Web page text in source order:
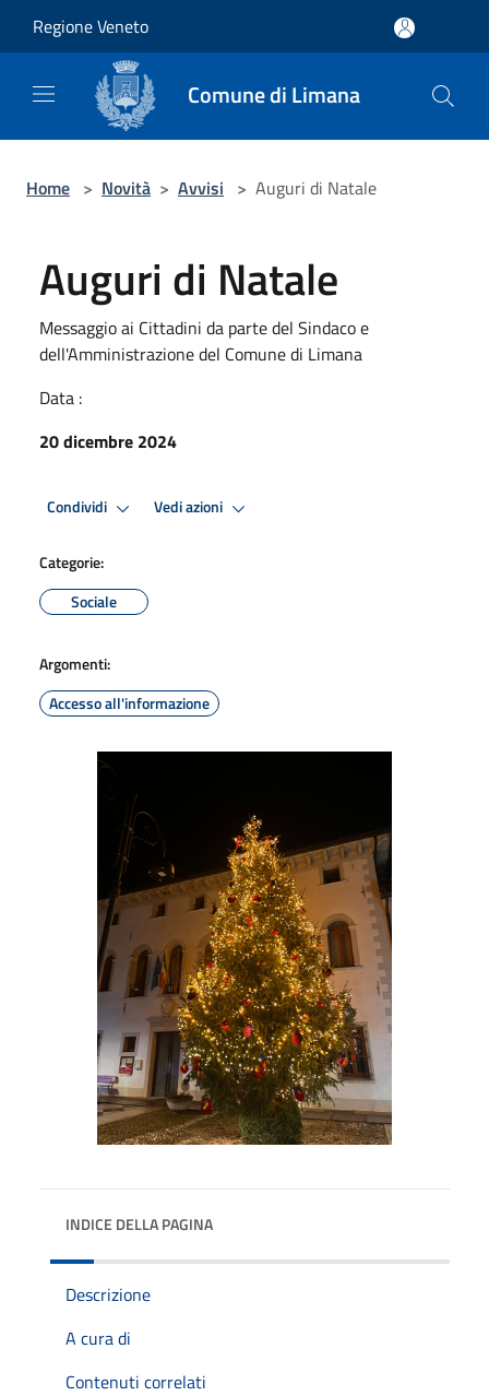
Regione Veneto
Comune di Limana
Home > Novità > Avvisi > Auguri di Natale
Auguri di Natale
Messaggio ai Cittadini da parte del Sindaco e
dell'Amministrazione del Comune di Limana
Data :
20 dicembre 2024
Condividi Vedi azioni
Categorie:
Sociale
Argomenti:
Accesso all'informazione
INDICE DELLA PAGINA
Descrizione
A cura di
Contenuti correlati